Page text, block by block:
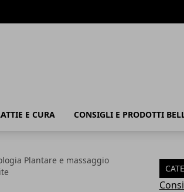
E CURA CONSIGLI E PRODOTTI
Plantare e massaggio